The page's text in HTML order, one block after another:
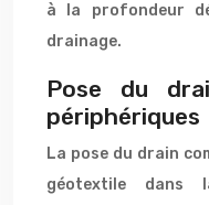
à la profondeur
drainage.
Pose du
périphériques
La pose du drain
géotextile dans